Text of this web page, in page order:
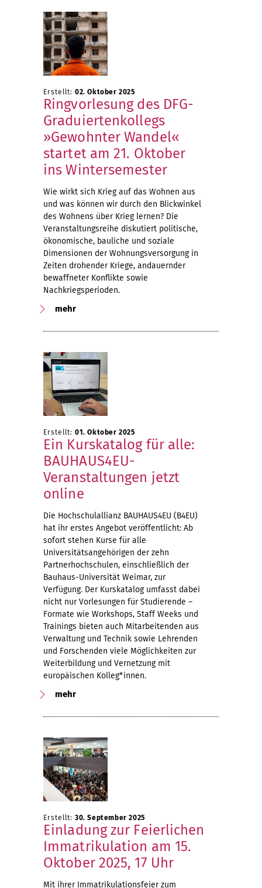
Erstellt: 02. Oktober 2025
Ringvorlesung des DFG-
Graduiertenkollegs
»Gewohnter Wandel«
startet am 21. Oktober
ins Wintersemester
Wie wirkt sich Krieg auf das Wohnen aus
und was können wir durch den Blickwinkel
des Wohnens über Krieg lernen? Die
Veranstaltungsreihe diskutiert politische,
ökonomische, bauliche und soziale
Dimensionen der Wohnungsversorgung in
Zeiten drohender Kriege, andauernder
bewaffneter Konflikte sowie
Nachkriegsperioden.
mehr
Erstellt: 01. Oktober 2025
Ein Kurskatalog für alle:
BAUHAUS4EU-
Veranstaltungen jetzt
online
Die Hochschulallianz BAUHAUS4EU (B4EU)
hat ihr erstes Angebot veröffentlicht: Ab
sofort stehen Kurse für alle
Universitätsangehörigen der zehn
Partnerhochschulen, einschließlich der
Bauhaus-Universität Weimar, zur
Verfügung. Der Kurskatalog umfasst dabei
nicht nur Vorlesungen für Studierende –
Formate wie Workshops, Staff Weeks und
Trainings bieten auch Mitarbeitenden aus
Verwaltung und Technik sowie Lehrenden
und Forschenden viele Möglichkeiten zur
Weiterbildung und Vernetzung mit
europäischen Kolleg*innen.
mehr
Erstellt: 30. September 2025
Einladung zur Feierlichen
Immatrikulation am 15.
Oktober 2025, 17 Uhr
Mit ihrer Immatrikulationsfeier zum